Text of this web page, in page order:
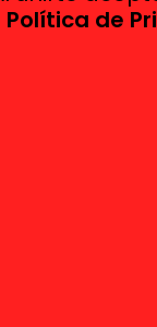
vídeos y
en
antes que
Política de